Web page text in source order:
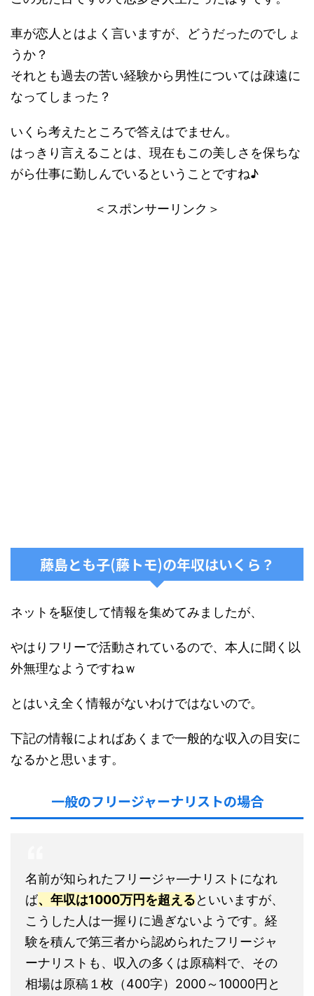
車が恋人とはよく言いますが、どうだったのでしょ
うか？
それとも過去の苦い経験から男性については疎遠に
なってしまった？
いくら考えたところで答えはでません。
はっきり言えることは、現在もこの美しさを保ちな
がら仕事に勤しんでいるということですね♪
＜スポンサーリンク＞
藤島とも子(藤トモ)の年収はいくら？
ネットを駆使して情報を集めてみましたが、
やはりフリーで活動されているので、本人に聞く以
外無理なようですねｗ
とはいえ全く情報がないわけではないので。
下記の情報によればあくまで一般的な収入の目安に
なるかと思います。
一般のフリージャーナリストの場合
名前が知られたフリージャ―ナリストになれ
ば、年収は1000万円を超えるといいますが、
こうした人は一握りに過ぎないようです。経
験を積んで第三者から認められたフリージャ
ーナリストも、収入の多くは原稿料で、その
相場は原稿１枚（400字）2000～10000円と